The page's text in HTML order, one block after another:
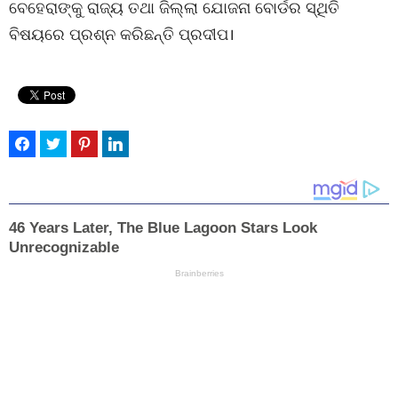
ବେହେରାଙ୍କୁ ରାଜ୍ୟ ତଥା ଜିଲ୍ଲା ଯୋଜନା ବୋର୍ଡର ସ୍ଥିତି
ବିଷୟରେ ପ୍ରଶ୍ନ କରିଛନ୍ତି ପ୍ରଦୀପ।